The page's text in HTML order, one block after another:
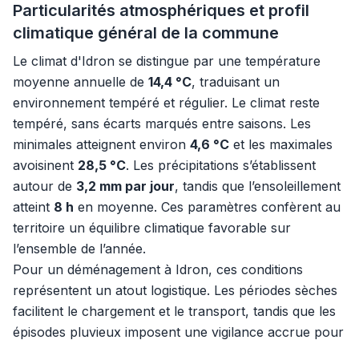
Particularités atmosphériques et profil
climatique général de la commune
Le climat d'Idron se distingue par une température
moyenne annuelle de 14,4 °C, traduisant un
environnement tempéré et régulier. Le climat reste
tempéré, sans écarts marqués entre saisons. Les
minimales atteignent environ 4,6 °C et les maximales
avoisinent 28,5 °C. Les précipitations s’établissent
autour de 3,2 mm par jour, tandis que l’ensoleillement
atteint 8 h en moyenne. Ces paramètres confèrent au
territoire un équilibre climatique favorable sur
l’ensemble de l’année.
Pour un déménagement à Idron, ces conditions
représentent un atout logistique. Les périodes sèches
facilitent le chargement et le transport, tandis que les
épisodes pluvieux imposent une vigilance accrue pour